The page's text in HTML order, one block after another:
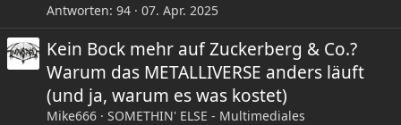
Antworten 94 07. Apr. 2025
Kein Bock mehr auf Zuckerberg & Co.?
Warum das METALLIVERSE anders läuft
(und ja, warum es was kostet)
Mike666
SOMETHIN' ELSE - Multimediales